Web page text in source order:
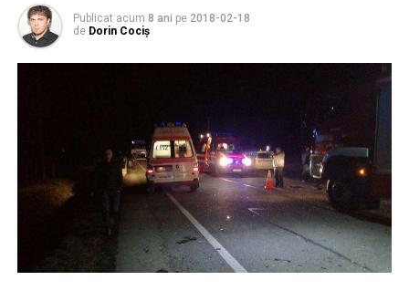
Publicat acum 8 ani pe 2018-02-18
de Dorin Cociș